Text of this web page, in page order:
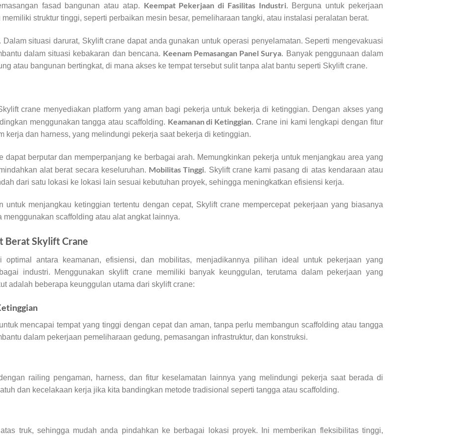
fasad bangunan atau atap. Keempat Pekerjaan di Fasilitas Industri. Berguna untuk pekerjaan
struktur tinggi, seperti perbaikan mesin besar, pemeliharaan tangki, atau instalasi peralatan berat.
. Dalam situasi darurat, Skylift crane dapat anda gunakan untuk operasi penyelamatan. Seperti mengevakuasi
dalam situasi kebakaran dan bencana. Keenam Pemasangan Panel Surya. Banyak penggunaan dalam
atau bangunan bertingkat, di mana akses ke tempat tersebut sulit tanpa alat bantu seperti Skylift crane.
crane menyediakan platform yang aman bagi pekerja untuk bekerja di ketinggian. Dengan akses yang
menggunakan tangga atau scaffolding. Keamanan di Ketinggian. Crane ini kami lengkapi dengan fitur
kerja dan harness, yang melindungi pekerja saat bekerja di ketinggian.
dapat berputar dan memperpanjang ke berbagai arah. Memungkinkan pekerja untuk menjangkau area yang
alat berat secara keseluruhan. Mobilitas Tinggi. Skylift crane kami pasang di atas kendaraan atau
dari satu lokasi ke lokasi lain sesuai kebutuhan proyek, sehingga meningkatkan efisiensi kerja.
untuk menjangkau ketinggian tertentu dengan cepat, Skylift crane mempercepat pekerjaan yang biasanya
scaffolding atau alat angkat lainnya.
Berat Skylift Crane
optimal antara keamanan, efisiensi, dan mobilitas, menjadikannya pilihan ideal untuk pekerjaan yang
industri. Menggunakan skylift crane memiliki banyak keunggulan, terutama dalam pekerjaan yang
adalah beberapa keunggulan utama dari skylift crane:
mencapai tempat yang tinggi dengan cepat dan aman, tanpa perlu membangun scaffolding atau tangga
dalam pekerjaan pemeliharaan gedung, pemasangan infrastruktur, dan konstruksi.
railing pengaman, harness, dan fitur keselamatan lainnya yang melindungi pekerja saat berada di
dan kecelakaan kerja jika kita bandingkan metode tradisional seperti tangga atau scaffolding.
truk, sehingga mudah anda pindahkan ke berbagai lokasi proyek. Ini memberikan fleksibilitas tinggi,